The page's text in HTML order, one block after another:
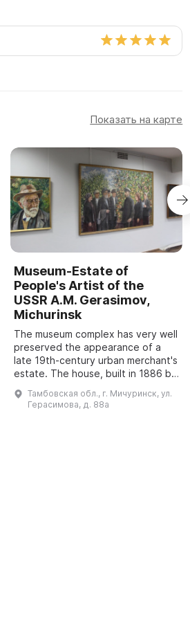
Показать на карте
Museum-Estate of
People's Artist of the
USSR A.M. Gerasimov,
Michurinsk
The museum complex has very well
preserved the appearance of a
late 19th-century urban merchant's
estate. The house, built in 1886 by
Safronovich Gerasimov, was the
Тамбовская обл., г. Мичуринск, ул.
Герасимова, д. 88а